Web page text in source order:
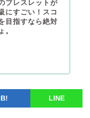
ブレスレットが
にすごい！スコ
目指すなら絶対
。
B! LINE